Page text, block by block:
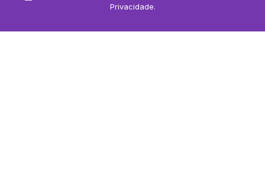
Privacidade.